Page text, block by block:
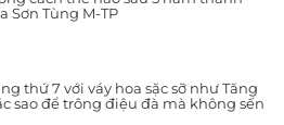
Sơn Tùng M-TP
thứ 7 với váy hoa sặc sỡ như Tăng
sao để trông điệu đà mà không sến